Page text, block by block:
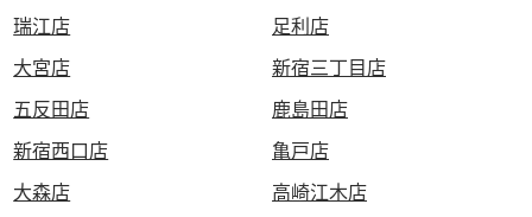
瑞江店
足利店
大宮店
新宿三丁目店
五反田店
鹿島田店
新宿西口店
亀戸店
大森店
高崎江木店